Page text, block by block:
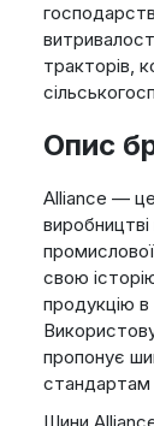
тракторів,
Опис
Alliance — це
свою
продукцію в
пропонує
стандартам